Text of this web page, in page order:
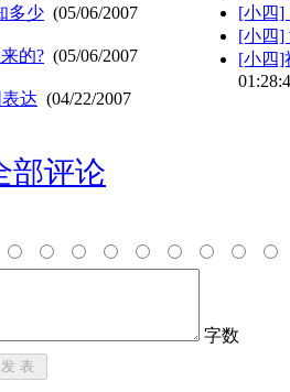
多少 (05/06/2007
的? (05/06/2007
达 (04/22/2007
[小四]
[小四]
[小四]
部评论
字数